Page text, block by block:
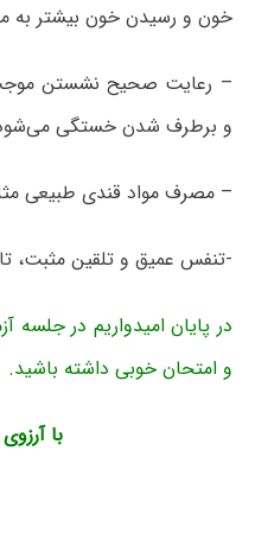
خون و رسیدن خون بیشتر به
– رعایت صحیح نشستن
و برطرف شدن خستگی
– مصرف مواد قندی طبیعی
-تنفس عمیق و تلقین مثبت،
در پایان امیدواریم در
و امتحان خوبی داشته باشید.
با